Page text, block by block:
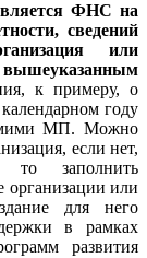
ФНС на
сведений
или
к примеру, о
году
МП. Можно
если нет,
то заполнить
организации или
для него
в рамках
развития